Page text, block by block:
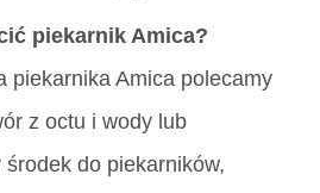
piekarnik Amica?
piekarnika Amica polecamy
z octu i wody lub
do piekarników,